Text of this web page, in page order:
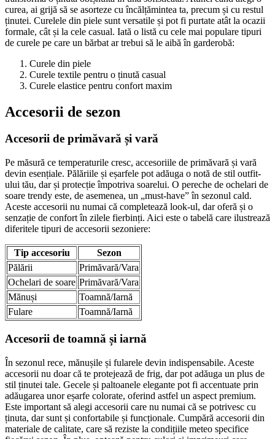
curea, ai grijă să se asorteze cu încălțămintea ta, precum și cu restul
ținutei. Curelele din piele sunt versatile și pot fi purtate atât la ocazii
formale, cât și la cele casual. Iată o listă cu cele mai populare tipuri
de curele pe care un bărbat ar trebui să le aibă în garderobă:
Curele din piele
Curele textile pentru o ținută casual
Curele elastice pentru confort maxim
Accesorii de sezon
Accesorii de primăvară și vară
Pe măsură ce temperaturile cresc, accesoriile de primăvară și vară
devin esențiale. Pălăriile și eșarfele pot adăuga o notă de stil outfit-
ului tău, dar și protecție împotriva soarelui. O pereche de ochelari de
soare trendy este, de asemenea, un „must-have” în sezonul cald.
Aceste accesorii nu numai că completează look-ul, dar oferă și o
senzație de confort în zilele fierbinți. Aici este o tabelă care ilustrează
diferitele tipuri de accesorii sezoniere:
Tip accesoriu
Sezon
Pălării
Primăvară/Vara
Ochelari de soare Primăvară/Vara
Mănuși
Toamnă/Iarnă
Fulare
Toamnă/Iarnă
Accesorii de toamnă și iarnă
În sezonul rece, mănușile și fularele devin indispensabile. Aceste
accesorii nu doar că te protejează de frig, dar pot adăuga un plus de
stil ținutei tale. Gecele și paltoanele elegante pot fi accentuate prin
adăugarea unor eșarfe colorate, oferind astfel un aspect premium.
Este important să alegi accesorii care nu numai că se potrivesc cu
ținuta, dar sunt și confortabile și funcționale. Cumpără accesorii din
materiale de calitate, care să reziste la condițiile meteo specifice